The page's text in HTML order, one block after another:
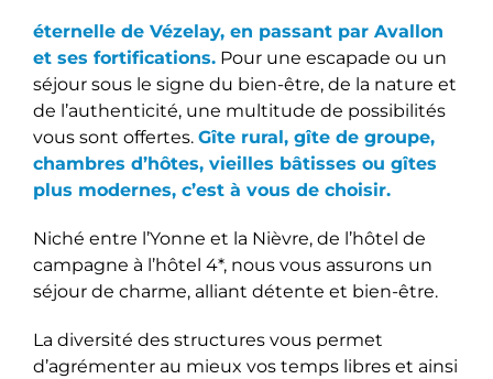
éternelle de Vézelay, en passant par Avallon
et ses fortifications. Pour une escapade ou un
séjour sous le signe du bien-être, de la nature et
de l’authenticité, une multitude de possibilités
vous sont offertes. Gîte rural, gîte de groupe,
chambres d’hôtes, vieilles bâtisses ou gîtes
plus modernes, c’est à vous de choisir.
Niché entre l’Yonne et la Nièvre, de l’hôtel de
campagne à l’hôtel 4*, nous vous assurons un
séjour de charme, alliant détente et bien-être.
La diversité des structures vous permet
d’agrémenter au mieux vos temps libres et ainsi